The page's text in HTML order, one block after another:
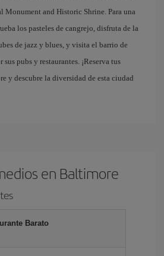
Monument and Historic Shrine. Para una
los pasteles de cangrejo, disfruta de la
de jazz y blues, y visita el barrio de
pubs y restaurantes. ¡Reserva tus
y descubre la diversidad de esta ciudad
en Baltimore
Barato